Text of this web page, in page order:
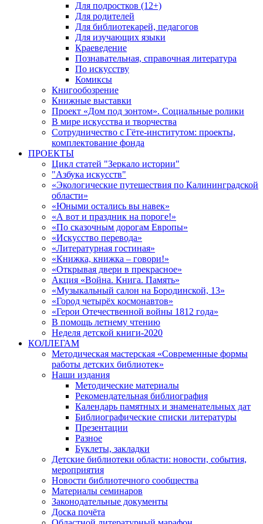
Для подростков (12+)
Для родителей
Для библиотекарей, педагогов
Для изучающих языки
Краеведение
Познавательная, справочная литература
По искусству
Комиксы
Книгообозрение
Книжные выставки
Проект «Дом под зонтом». Социальные ролики
В мире искусства и творчества
Сотрудничество с Гёте-институтом: проекты,
комплектование фонда
ПРОЕКТЫ
Цикл статей "Зеркало истории"
"Азбука искусств"
«Экологические путешествия по Калининградской
области»
«Юными остались вы навек»
«А вот и праздник на пороге!»
«По сказочным дорогам Европы»
«Искусство перевода»
«Литературная гостиная»
«Книжка, книжка – говори!»
«Открывая двери в прекрасное»
Акция «Война. Книга. Память»
«Музыкальный салон на Бородинской, 13»
«Город четырёх космонавтов»
«Герои Отечественной войны 1812 года»
В помощь летнему чтению
Неделя детской книги-2020
КОЛЛЕГАМ
Методическая мастерская «Современные формы
работы детских библиотек»
Наши издания
Методические материалы
Рекомендательная библиография
Календарь памятных и знаменательных дат
Библиографические списки литературы
Презентации
Разное
Буклеты, закладки
Детские библиотеки области: новости, события,
мероприятия
Новости библиотечного сообщества
Материалы семинаров
Законодательные документы
Доска почёта